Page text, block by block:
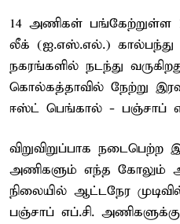
14 அணிகள் பங்கேற்றுள்ள
லீக் (ஐ.எஸ்.எல்.) கால்பந்து
நகரங்களில் நடந்து
கொல்கத்தாவில் நேற்று
ஈஸ்ட் பெங்கால் - பஞ்சாப்
விறுவிறுப்பாக
அணிகளும் எந்த கோலும்
நிலையில் ஆட்டநேர
பஞ்சாப் எப்.சி.